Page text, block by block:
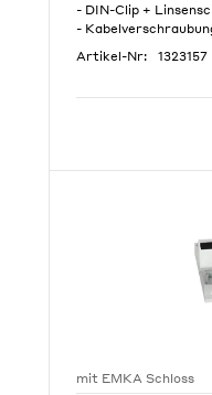
- DIN-Clip +
-
Artikel-Nr:
1323157
mit EMKA Schloss